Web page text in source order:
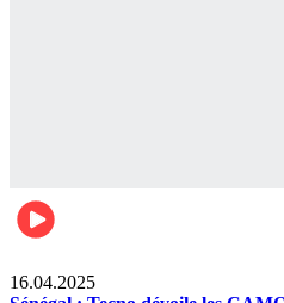
16.04.2025